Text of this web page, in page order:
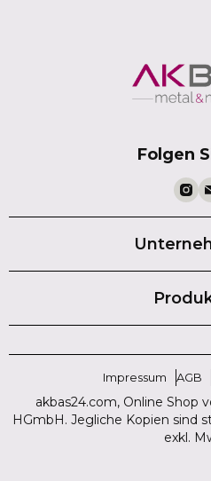
Folgen
Impressum AGB
akbas24.com, Online Shop
HGmbH. Jegliche Kopien sind
exkl.